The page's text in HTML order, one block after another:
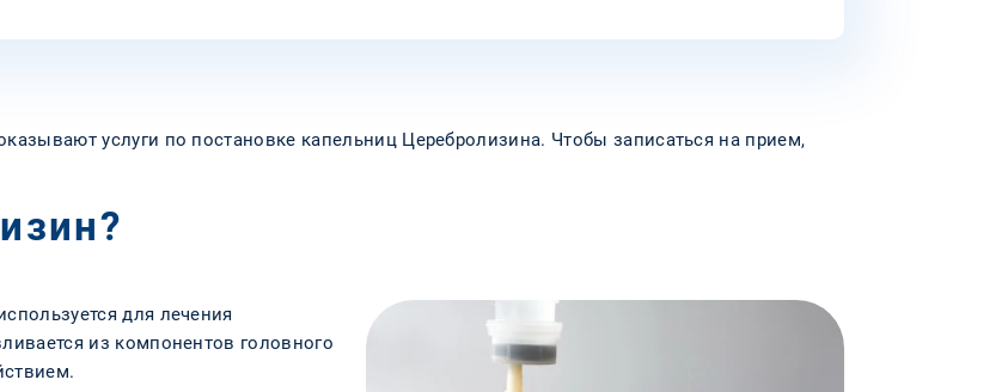
услуги по постановке капельниц Церебролизина. Чтобы записаться на прием,
для лечения
из компонентов головного